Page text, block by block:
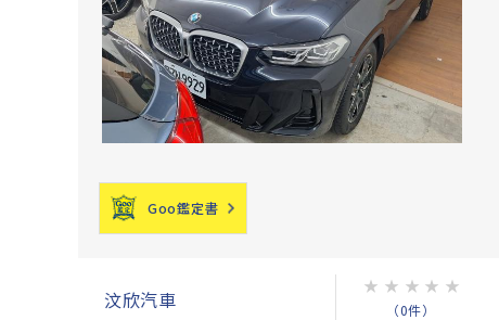
Goo鑑定書
汶欣汽車
★ ★ ★ ★ ★
（0件）